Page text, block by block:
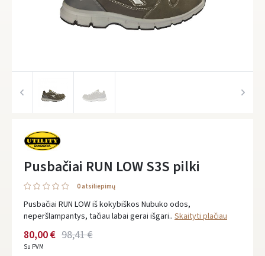
Pusbačiai RUN LOW S3S pilki
0 atsiliepimų
Pusbačiai RUN LOW iš kokybiškos Nubuko odos,
neperšlampantys, tačiau labai gerai išgari.. Skaityti plačiau
98,41 €
80,00 €
Su PVM